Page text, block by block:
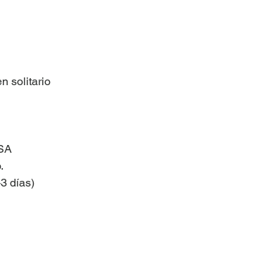
solitario
días)